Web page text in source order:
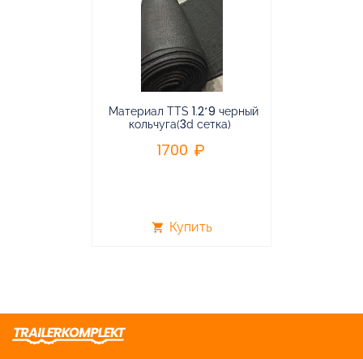
Материал TTS 1.2*9 черный
кольчуга(3d сетка)
1700
shopping_cart Купить